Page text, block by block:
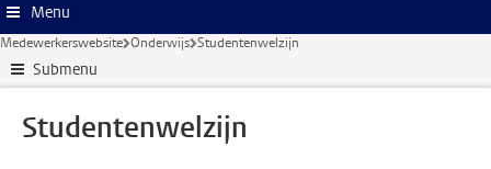
Menu
Medewerkerswebsite Onderwijs Studentenwelzijn
Submenu
Studentenwelzijn